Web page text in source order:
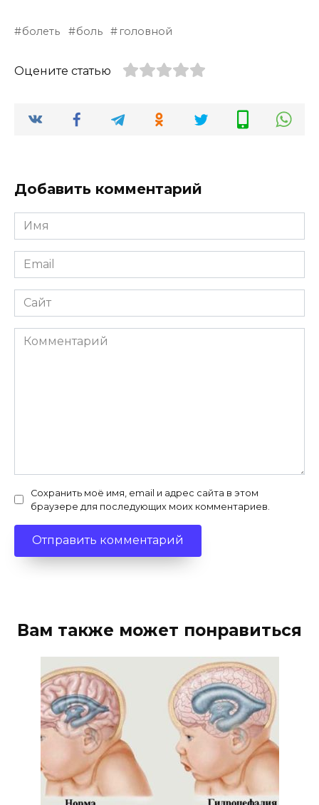
болеть боль головной
Оцените статью
Добавить комментарий
Имя
*
Email
*
Сайт
Комментарий
Сохранить моё имя, email и адрес сайта в этом
браузере для последующих моих комментариев.
Вам также может понравиться